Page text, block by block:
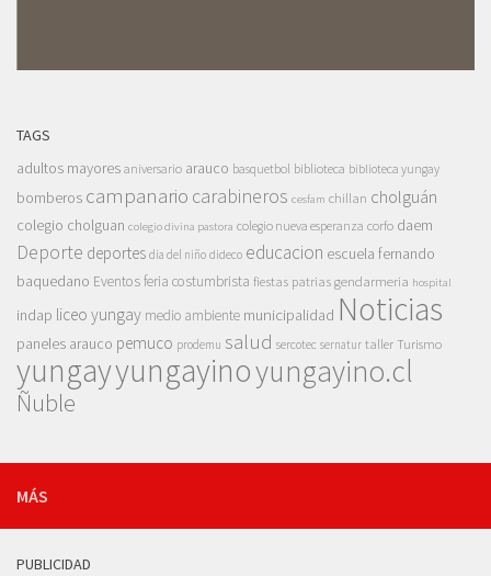
TAGS
adultos mayores aniversario arauco basquetbol biblioteca biblioteca yungay
bomberos campanario carabineros cesfam chillan cholguán
colegio cholguan colegio divina pastora colegio nueva esperanza corfo daem
Deporte deportes dia del niño dideco educacion escuela fernando
baquedano Eventosferia costumbrista fiestas patrias gendarmeria hospital
indap liceo yungay medio ambiente municipalidad Noticias
paneles arauco pemuco prodemu salud sercotec sernatur taller Turismo
yungayyungayinoyungayino.cl
Ñuble
MÁS
PUBLICIDAD